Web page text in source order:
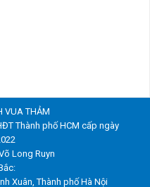
VUA THẢM
Thành phố HCM cấp ngày
Long Ruyn
Xuân, Thành phố Hà Nội